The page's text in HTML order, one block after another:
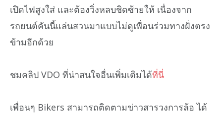
เปิดไฟสูงใส่ และต้องวิ่งหลบชิดซ้ายให้ เนื่องจาก
รถยนต์คันนี้แล่นสวนมาแบบไม่ดูเพื่อนร่วมทางฝั่งตรง
ข้ามอีกด้วย
ชมคลิป VDO ที่น่าสนใจอื่นเพิ่มเติมได้ที่นี่
เพื่อนๆ Bikers สามารถติดตามข่าวสารวงการล้อ ได้